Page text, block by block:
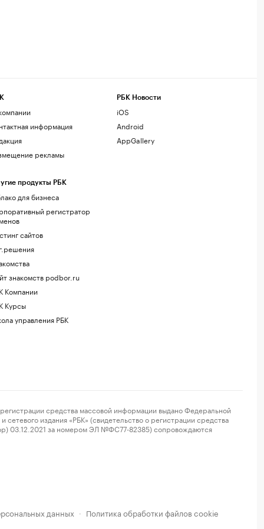
информация
рекламы
продукты РБК
для бизнеса
регистратор
сайтов
знакомств podbor.ru
Компании
Курсы
управления РБК
РБК Новости
iOS
Android
AppGallery
средства массовой информации выдано Федеральной
издания «РБК» (свидетельство о регистрации средства
03.12.2021 за номером ЭЛ №ФС77-82385) сопровождаются
данных · Политика обработки файлов cookie